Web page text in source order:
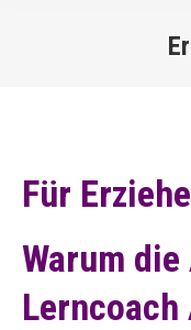
Für
Warum
Lerncoach